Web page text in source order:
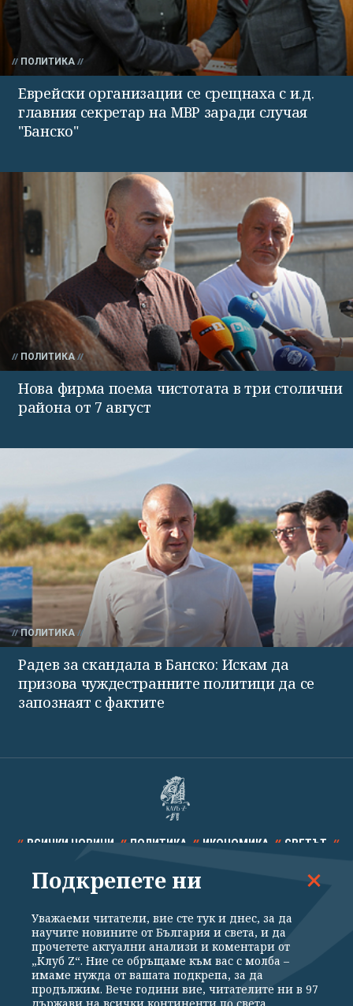
ПОЛИТИКА
Еврейски организации се срещнаха с и.д.
главния секретар на МВР заради случая
"Банско"
ПОЛИТИКА
Нова фирма поема чистотата в три столични
района от 7 август
ПОЛИТИКА
Радев за скандала в Банско: Искам да
призова чуждестранните политици да се
запознаят с фактите
ВСИЧКИ НОВИНИ ПОЛИТИКА ИКОНОМИКА СВЕТЪТ
СПОРТ КУЛТУРА ТЕХНОЛОГИИ КАЛЕЙДОСКОП
Общи условия Политика за поверителност
Подкрепете ни
Уважаеми читатели, вие сте тук и днес, за да
научите новините от България и света, и да
прочетете актуални анализи и коментари от
„Клуб Z“. Ние се обръщаме към вас с молба –
имаме нужда от вашата подкрепа, за да
продължим. Вече години вие, читателите ни в 97